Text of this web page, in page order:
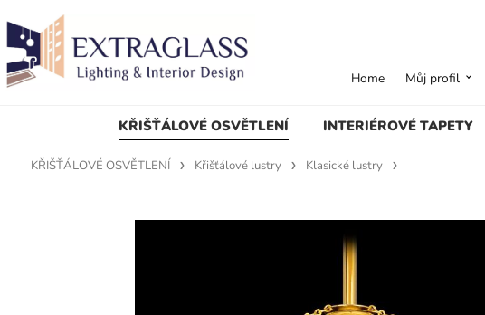
KŘIŠŤÁLOVÉ OSVĚTLENÍ INTERIÉROVÉ TAPETY
Home Můj profil
KŘIŠŤÁLOVÉ OSVĚTLENÍ Křišťálové lustry Klasické lustry